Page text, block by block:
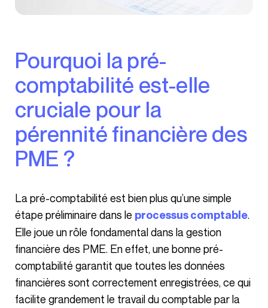
Pourquoi la pré-
comptabilité est-elle
cruciale pour la
pérennité financière des
PME ?
La pré-comptabilité est bien plus qu’une simple
étape préliminaire dans le processus comptable.
Elle joue un rôle fondamental dans la gestion
financière des PME. En effet, une bonne pré-
comptabilité garantit que toutes les données
financières sont correctement enregistrées, ce qui
facilite grandement le travail du comptable par la